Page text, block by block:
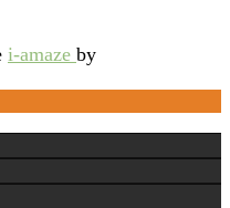
i-amaze by